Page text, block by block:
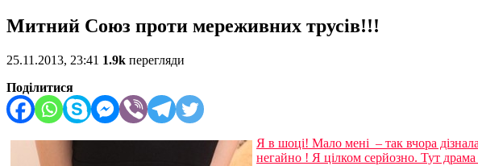
Митний Союз проти мереживних трусів!!!
25.11.2013, 23:41 1.9k перегляди
Поділитися
Я в шоці! Мало мені – так вчора
негайно ! Я цілком серйозно. Тут драма